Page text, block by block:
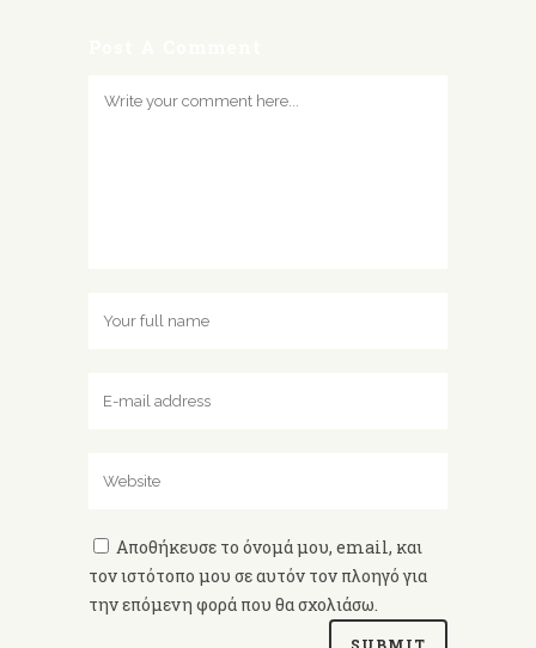
Αποθήκευσε το όνομά μου, email, και
τον ιστότοπο μου σε αυτόν τον πλοηγό για
την επόμενη φορά που θα σχολιάσω.